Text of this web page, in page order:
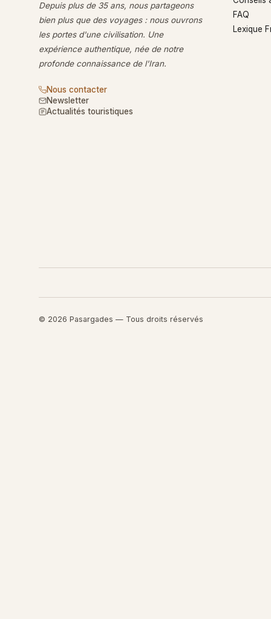
Depuis plus de 35 ans, nous partageons
bien plus que des voyages : nous ouvrons
les portes d'une civilisation. Une
expérience authentique, née de notre
profonde connaissance de l'Iran.
Nous contacter
Newsletter
Actualités touristiques
FAQ
Lexique
© 2026 Pasargades — Tous droits réservés